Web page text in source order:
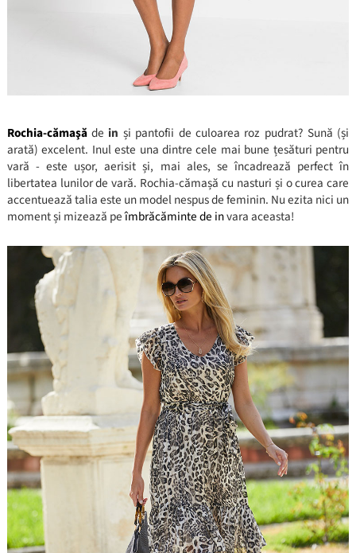
Rochia-cămaşăde in și pantofii de culoarea roz pudrat? Sună (și
arată) excelent. Inul este una dintre cele mai bune țesături pentru
vară - este ușor, aerisit și, mai ales, se încadrează perfect în
libertatea lunilor de vară. Rochia-cămașă cu nasturi și o curea care
accentuează talia este un model nespus de feminin. Nu ezita nici un
moment și mizează peîmbrăcăminte de invara aceasta!